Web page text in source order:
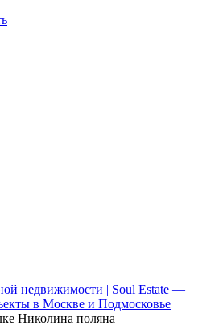
недвижимости | Soul Estate —
в Москве и Подмосковье
Николина поляна